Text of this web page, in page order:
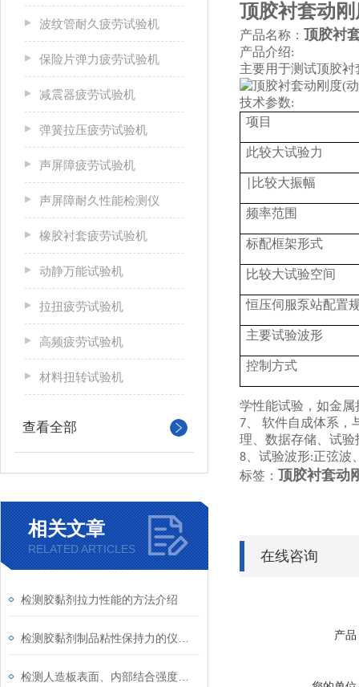
波纹管耐久疲劳试验机
保险片弹力疲劳试验机
减震器疲劳试验机
弹簧拉压疲劳试验机
声屏障疲劳试验机
声屏障耐久性能检测仪
橡胶衬套疲劳试验机
动静万能试验机
拉扭疲劳试验机
高频疲劳试验机
材料扭转试验机
查看全部
相关文章
RELATED ARTICLES
检测胶黏剂拉力性能的方法介绍
顶胶衬套动刚
产品名称： 顶胶衬
产品介绍:
主要用于测试顶胶
技术参数:
项目
此较大试验力
比较大振幅
频率范围
标配框架形式
比较大试验空间
恒压伺服泵站配置
主要试验波形
控制方式
学性能试验，如金
7 、 软件自成体系
理、数据存储、试
8 、试验波形:正弦波
标签： 顶胶衬套动
在线咨询
产品